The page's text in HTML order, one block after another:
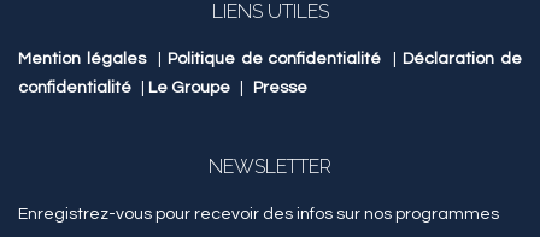
LIENS UTILES
Mention légales Politique de confidentialité
Déclaration de
confidentialité
Le Groupe Presse
NEWSLETTER
Enregistrez-vous pour recevoir des infos sur nos programmes